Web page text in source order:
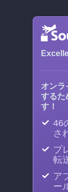
オンラ
するた
す！
46
さ
プ
転
ア
ー